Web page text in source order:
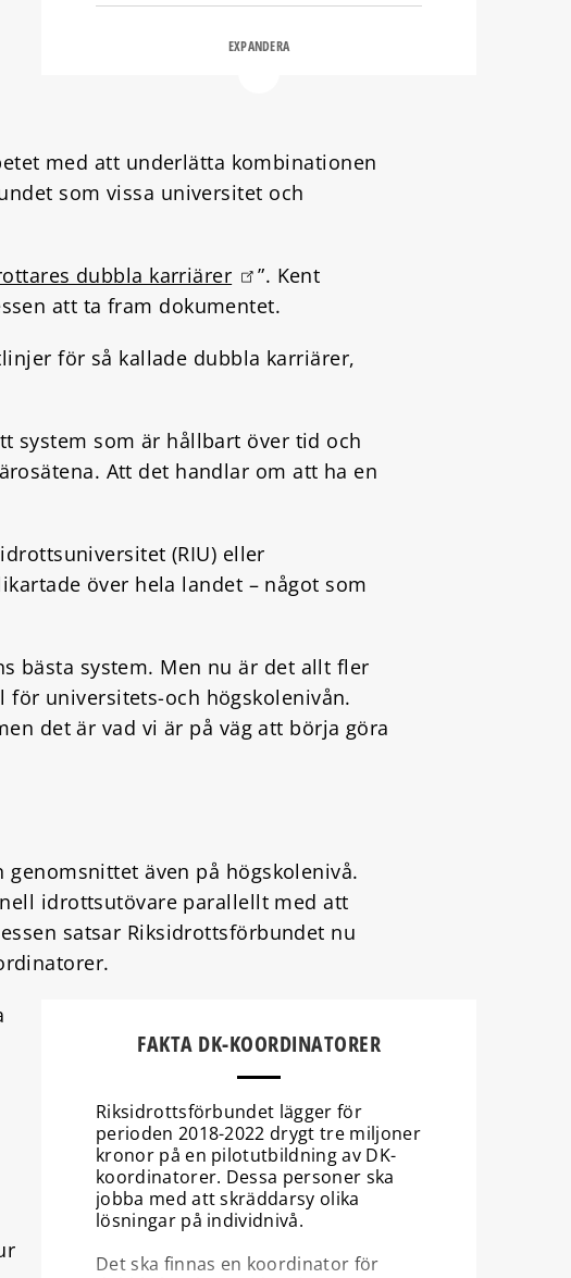
Det kan exempelvis handla om att:
– Planera ett läsår där tentor och
och/eller efter tävlingar och
träningsläger
– Flytta hemifrån och anpassa sig till
– Hitta tid till sociala aktiviteter
utanför idrotten
Education and Elite Sport (GEES).
EXPANDERA
med att underlätta kombinationen
som vissa universitet och
dubbla karriärer
”. Kent
att ta fram dokumentet.
för så kallade dubbla karriärer,
system som är hållbart över tid och
Att det handlar om att ha en
(RIU) eller
över hela landet – något som
bästa system. Men nu är det allt fler
universitets-och högskolenivån.
det är vad vi är på väg att börja göra
även på högskolenivå.
idrottsutövare parallellt med att
satsar Riksidrottsförbundet nu
FAKTA DK-KOORDINATORER
Riksidrottsförbundet lägger för
perioden 2018-2022 drygt tre miljoner
kronor på en pilotutbildning av DK-
koordinatorer. Dessa personer ska
jobba med att skräddarsy olika
lösningar på individnivå.
Det ska finnas en koordinator för